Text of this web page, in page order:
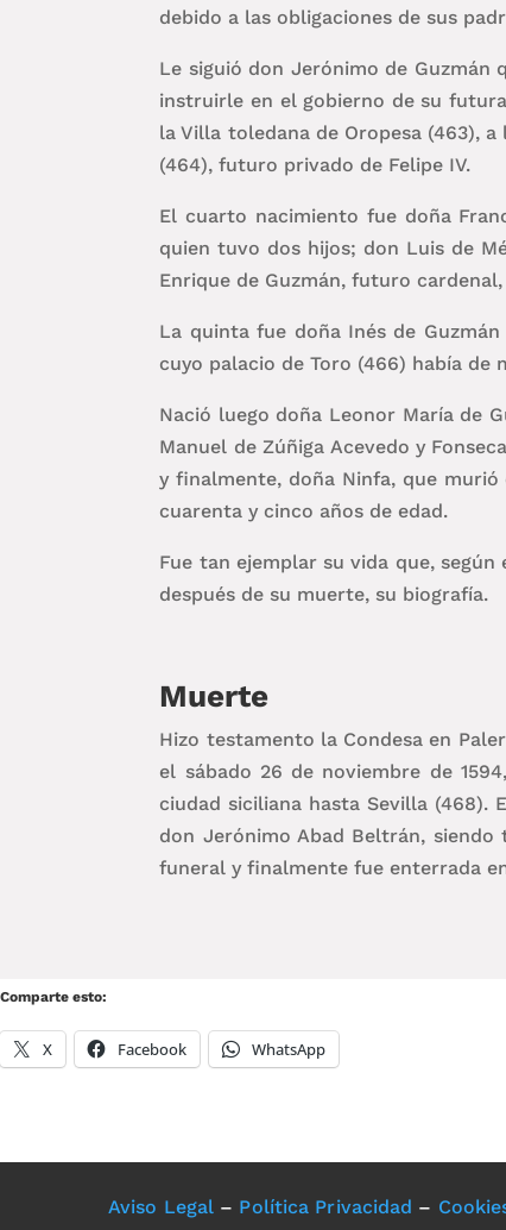
debido a las obligaciones de sus
Le siguió don Jerónimo de
instruirle en el gobierno de su
la Villa toledana de Oropesa (463),
(464), futuro privado de Felipe IV.
El cuarto nacimiento fue doña
quien tuvo dos hijos; don Luis de
Enrique de Guzmán, futuro
La quinta fue doña Inés de
cuyo palacio de Toro (466) había de
Nació luego doña Leonor María de
Manuel de Zúñiga Acevedo y
y finalmente, doña Ninfa, que
cuarenta y cinco años de edad.
Fue tan ejemplar su vida que,
después de su muerte, su biografía.
Muerte
Hizo testamento la Condesa en
el sábado 26 de noviembre de
ciudad siciliana hasta Sevilla (468).
don Jerónimo Abad Beltrán,
funeral y finalmente fue enterrada
Comparte esto:
X Facebook WhatsApp
Aviso Legal – Política Privacidad –